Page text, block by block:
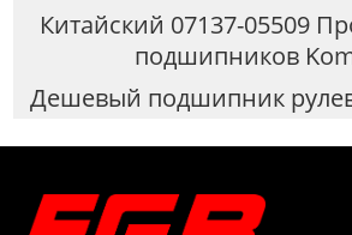
Китайский 07137-05509
подшипников
Дешевый подшипник